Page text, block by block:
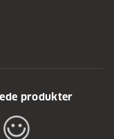
produkter